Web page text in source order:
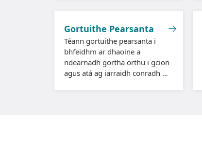
Gortuithe Pearsanta
Téann gortuithe pearsanta i
bhfeidhm ar dhaoine a
ndearnadh gortha orthu i gcion
agus atá ag iarraidh conradh a